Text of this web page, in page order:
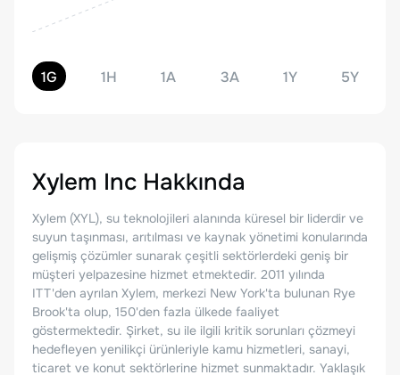
1G 1H 1A 3A 1Y 5Y
Xylem Inc Hakkında
Xylem (XYL), su teknolojileri alanında küresel bir liderdir ve
suyun taşınması, arıtılması ve kaynak yönetimi konularında
gelişmiş çözümler sunarak çeşitli sektörlerdeki geniş bir
müşteri yelpazesine hizmet etmektedir. 2011 yılında
ITT'den ayrılan Xylem, merkezi New York'ta bulunan Rye
Brook'ta olup, 150'den fazla ülkede faaliyet
göstermektedir. Şirket, su ile ilgili kritik sorunları çözmeyi
hedefleyen yenilikçi ürünleriyle kamu hizmetleri, sanayi,
ticaret ve konut sektörlerine hizmet sunmaktadır. Yaklaşık